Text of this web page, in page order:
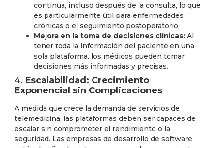
continua, incluso después de la consulta, lo que
es particularmente útil para enfermedades
crónicas o el seguimiento postoperatorio.
Mejora en la toma de decisiones clínicas: Al
tener toda la información del paciente en una
sola plataforma, los médicos pueden tomar
decisiones más informadas y precisas.
4. Escalabilidad: Crecimiento
Exponencial sin Complicaciones
A medida que crece la demanda de servicios de
telemedicina, las plataformas deben ser capaces de
escalar sin comprometer el rendimiento o la
seguridad. Las empresas de desarrollo de software